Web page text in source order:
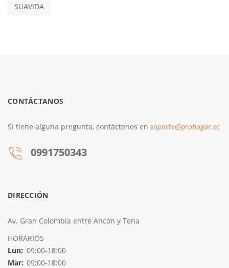
SUAVIDA
CONTÁCTANOS
Si tiene alguna pregunta, contáctenos en soporte@prohogar.ec
0991750343
DIRECCIÓN
Av. Gran Colombia entre Ancón y Tena
HORARIOS
Lun: 09:00-18:00
Mar: 09:00-18:00